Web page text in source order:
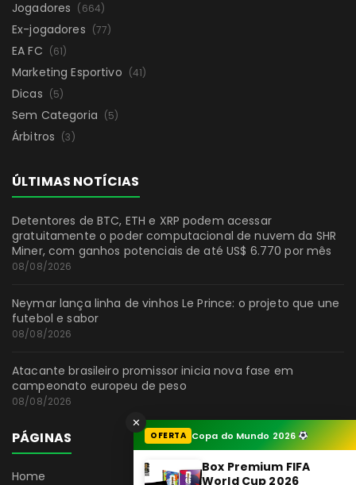
✕
OFERTA Copa do Mundo 2026
Box Premium FIFA
World Cup 2026
Jogadores (664)
Ex-jogadores (77)
EA FC (61)
Marketing Esportivo (41)
Dicas (5)
Sem Categoria (5)
Árbitros (3)
ÚLTIMAS NOTÍCIAS
Detentores de BTC, ETH e XRP podem acessar
gratuitamente o poder computacional de nuvem da SHR
Miner, com ganhos potenciais de até US$ 6.770 por mês
08/08/2026
Neymar lança linha de vinhos Le Prince: o projeto que une
futebol e sabor
08/08/2026
Atacante brasileiro promissor inicia nova fase em
campeonato europeu de peso
08/08/2026
PÁGINAS
Home